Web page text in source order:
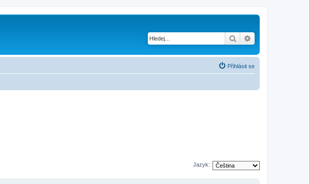
Hledat
Přihlásit se
Jazyk: